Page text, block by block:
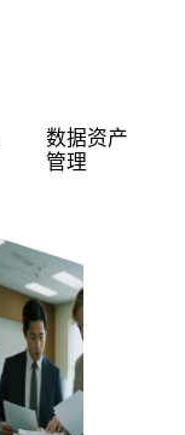
数据资产
管理